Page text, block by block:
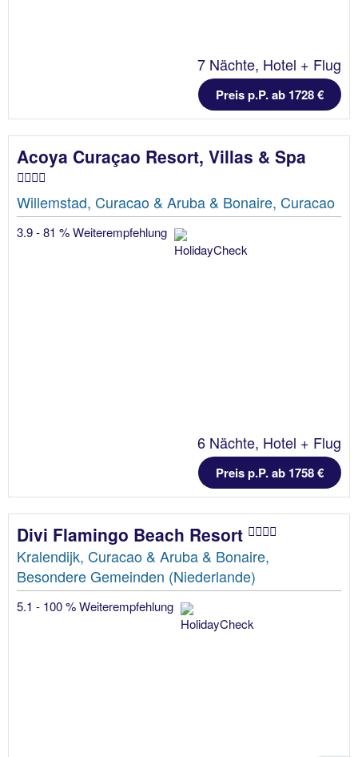
7 Nächte, Hotel + Flug
Preis p.P. ab 1728 €
Acoya Curaçao Resort, Villas & Spa
Willemstad, Curacao & Aruba & Bonaire, Curacao
3.9 - 81 % Weiterempfehlung
6 Nächte, Hotel + Flug
Preis p.P. ab 1758 €
Divi Flamingo Beach Resort
Kralendijk, Curacao & Aruba & Bonaire,
Besondere Gemeinden (Niederlande)
5.1 - 100 % Weiterempfehlung